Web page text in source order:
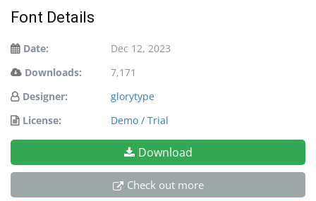
Font Details
Date:
Dec 12, 2023
Downloads:
7,171
Designer:
glorytype
License:
Demo / Trial
Download
Check out more